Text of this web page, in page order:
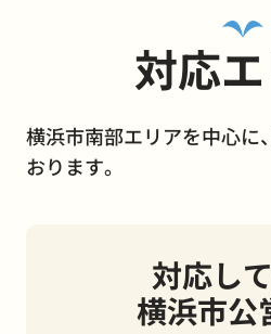
対応
横浜市南部エリアを中心に
おります。
対応し
横浜市公